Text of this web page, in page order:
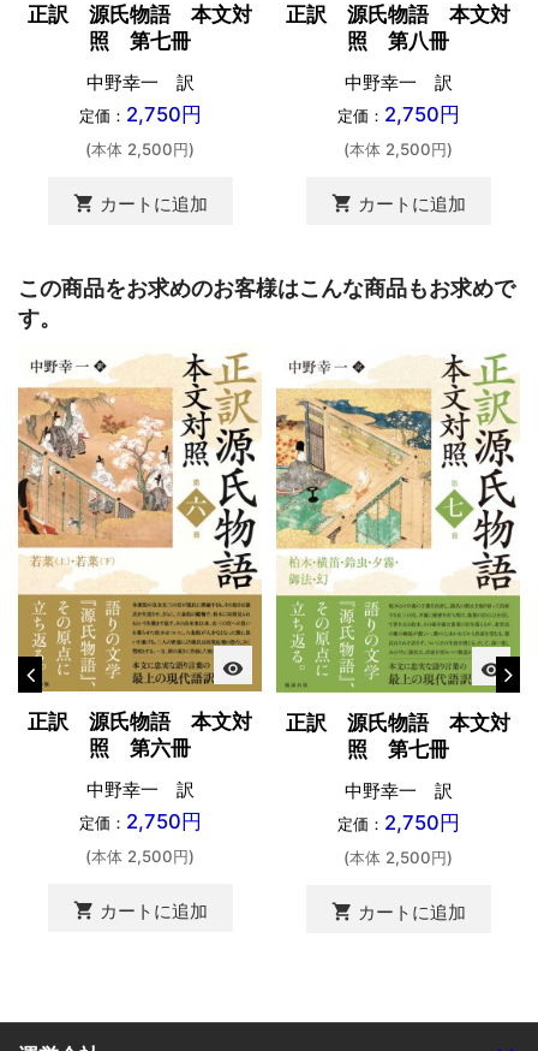
正訳 源氏物語 本文対
照 第七冊
中野幸一 訳
定価： 2,750円
(本体 2,500円)
shopping_cart カートに追加
正訳 源氏物語 本文対
照 第八冊
中野幸一 訳
定価： 2,750円
(本体 2,500円)
shopping_cart カートに追加
この商品をお求めのお客様はこんな商品もお求めで
す。
visibility
正訳 源氏物語 本文対
照 第六冊
中野幸一 訳
定価： 2,750円
(本体 2,500円)
shopping_cart カートに追加
visibility
正訳 源氏物語 本文対
照 第七冊
中野幸一 訳
定価： 2,750円
(本体 2,500円)
shopping_cart カートに追加